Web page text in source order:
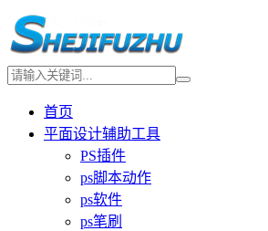
首页
平面设计辅助工具
PS插件
ps脚本动作
ps软件
ps笔刷